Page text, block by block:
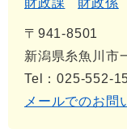
財政課 財政係
〒941-8501
新潟県糸魚川市
Tel：025-552-
メールでのお問